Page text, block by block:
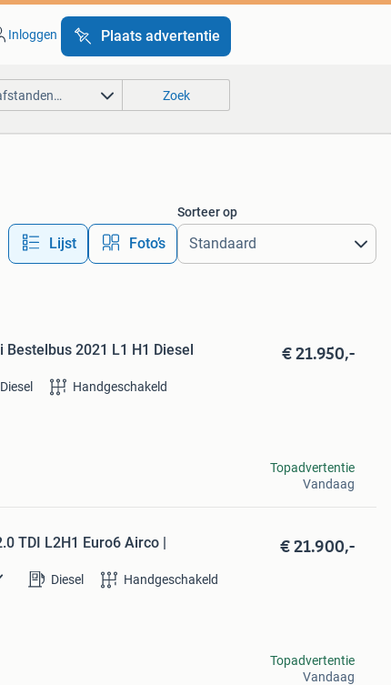
Inloggen Plaats advertentie
Zoek
Lijst Foto’s
Sorteer op
2021 L1 H1 Diesel € 21.950,-
Diesel Handgeschakeld
Topadvertentie
Vandaag
TDI L2H1 Euro6 Airco | € 21.900,-
Diesel Handgeschakeld
Topadvertentie
Vandaag